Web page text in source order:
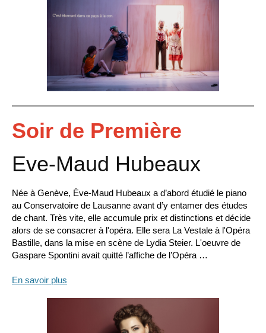
Soir de Première
Eve-Maud Hubeaux
Née à Genève, Ève-Maud Hubeaux a d’abord étudié le piano
au Conservatoire de Lausanne avant d’y entamer des études
de chant. Très vite, elle accumule prix et distinctions et décide
alors de se consacrer à l'opéra. Elle sera La Vestale à l'Opéra
Bastille, dans la mise en scène de Lydia Steier. L'oeuvre de
Gaspare Spontini avait quitté l’affiche de l’Opéra …
En savoir plus